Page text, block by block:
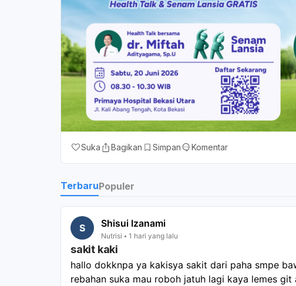
Suka Bagikan Simpan Komentar
TerbaruPopuler
S Shisui Izanami
Nutrisi 1 hari yang lalu
sakit kaki
hallo dokknpa ya kakisya sakit dari paha smpe
rebahan suka mau roboh jatuh lagi kaya lemes